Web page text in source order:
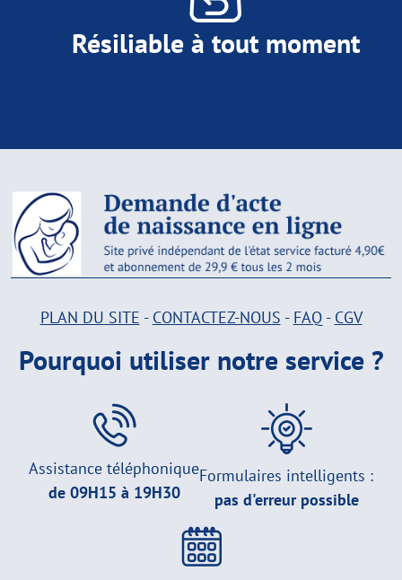
Résiliable à tout moment
PLAN DU SITE - CONTACTEZ-NOUS - FAQ- CGV
Pourquoi utiliser notre service ?
Assistance téléphonique
de 09H15 à 19H30
Formulaires intelligents :
pas d'erreur possible